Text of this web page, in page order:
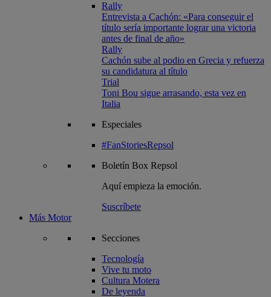
Rally
Entrevista a Cachón: «Para conseguir el
título sería importante lograr una victoria
antes de final de año»
Rally
Cachón sube al podio en Grecia y refuerza
su candidatura al título
Trial
Toni Bou sigue arrasando, esta vez en
Italia
Especiales
#FanStoriesRepsol
Boletín Box Repsol
Aquí empieza la emoción.
Suscríbete
Más Motor
Secciones
Tecnología
Vive tu moto
Cultura Motera
De leyenda